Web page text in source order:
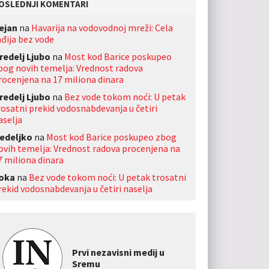
KOMENTARI
na Havarija na vodovodnoj mreži: Cela
bez vode
Ljubo na Most kod Barice poskupeo
novih temelja: Vrednost radova
na 17 miliona dinara
Ljubo na Bez vode tokom noći: U petak
prekid vodosnabdevanja u četiri
na Most kod Barice poskupeo zbog
temelja: Vrednost radova procenjena na
miliona dinara
na Bez vode tokom noći: U petak trosatni
vodosnabdevanja u četiri naselja
Prvi nezavisni medij u
Sremu